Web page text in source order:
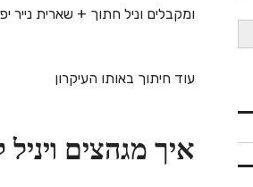
ומקבלים וניל חתוך + שארית נייר
עוד חיתוך באותו העיקרון
איך מגהצים ויניל